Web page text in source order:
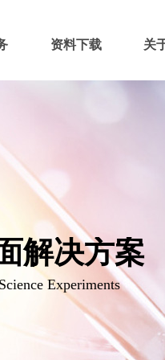
解决方案
Experiments
资料下载 关